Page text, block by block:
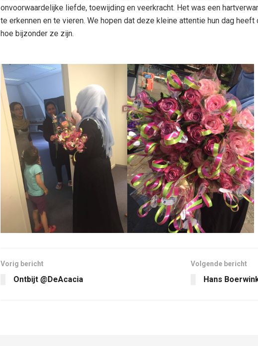
onvoorwaardelijke liefde, toewijding en veerkracht. Het was een
te erkennen en te vieren. We hopen dat deze kleine attentie hun dag
hoe bijzonder ze zijn.
Vorig bericht
Ontbijt @DeAcacia
Volgende bericht
Hans